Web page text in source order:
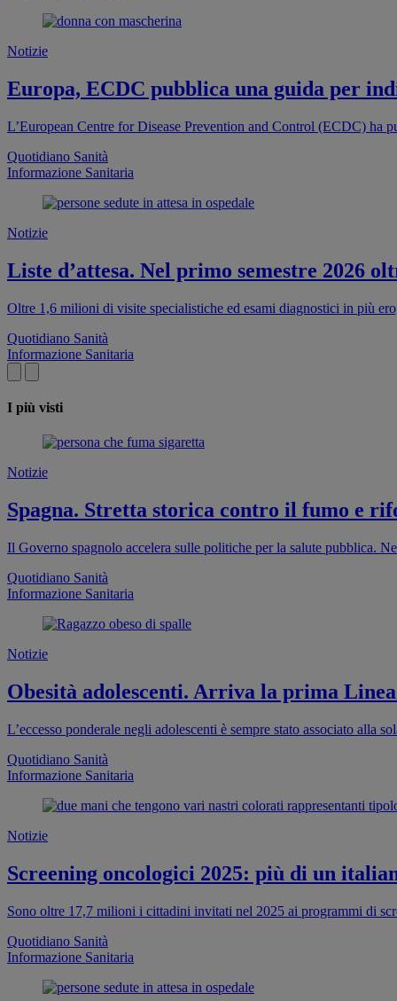
Notizie
Europa, ECDC pubblica una guida per
L’European Centre for Disease Prevention and Control (ECDC)
Quotidiano Sanità
Informazione Sanitaria
Notizie
Liste d’attesa. Nel primo semestre 2026
Oltre 1,6 milioni di visite specialistiche ed esami diagnostici in più
Quotidiano Sanità
Informazione Sanitaria
I più visti
Notizie
Spagna. Stretta storica contro il fumo e
Il Governo spagnolo accelera sulle politiche per la salute pubblica.
Quotidiano Sanità
Informazione Sanitaria
Notizie
Obesità adolescenti. Arriva la prima
L’eccesso ponderale negli adolescenti è sempre stato associato
Quotidiano Sanità
Informazione Sanitaria
Notizie
Screening oncologici 2025: più di un
Sono oltre 17,7 milioni i cittadini invitati nel 2025 ai programmi di
Quotidiano Sanità
Informazione Sanitaria